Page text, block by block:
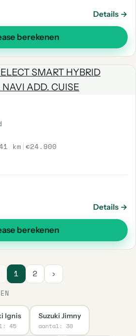
Details →
berekenen
km |€24.900
Details →
berekenen
1 2 ›
Ignis
45
Suzuki Jimny
aantal: 30